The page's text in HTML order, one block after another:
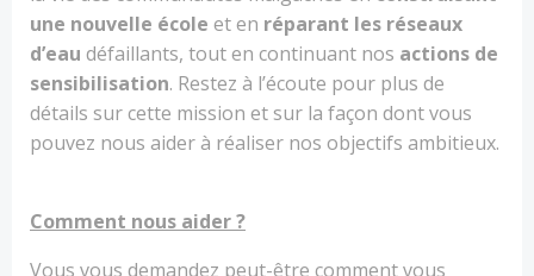
une nouvelle école et en réparant les réseaux
d’eau défaillants, tout en continuant nos actions de
sensibilisation. Restez à l’écoute pour plus de
détails sur cette mission et sur la façon dont vous
pouvez nous aider à réaliser nos objectifs ambitieux.
Comment nous aider ?
Vous vous demandez peut-être comment vous